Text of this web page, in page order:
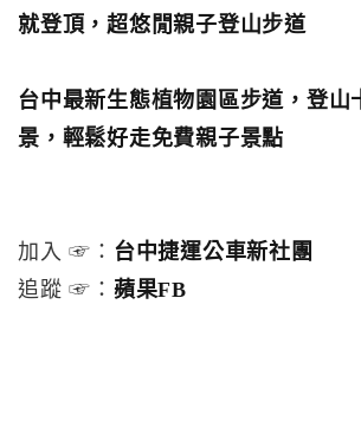
就登頂，超悠閒親子登山步道
台中最新生態植物園區步道，登山
景，輕鬆好走免費親子景點
加入 ☞： 台中捷運公車新社團
追蹤 ☞： 蘋果FB